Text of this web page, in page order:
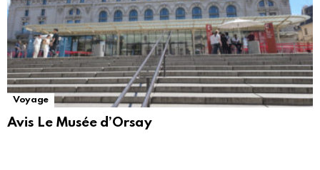
Voyage
Avis Le Musée d’Orsay